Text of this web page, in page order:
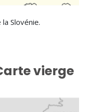
Slovénie.
vierge